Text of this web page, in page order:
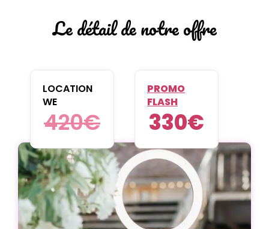
Le détail de notre offre
LOCATION
WE
420€
PROMO
FLASH
330€